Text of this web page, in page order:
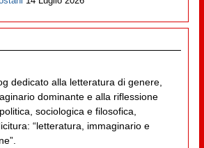
dedicato alla letteratura di genere,
dominante e alla riflessione
sociologica e filosofica,
“letteratura, immaginario e